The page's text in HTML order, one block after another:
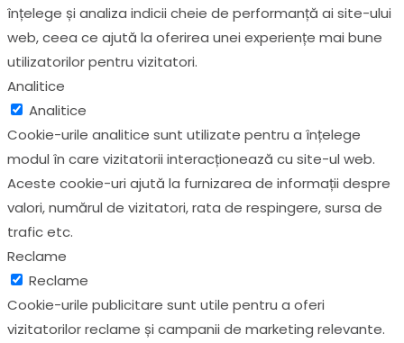
înțelege și analiza indicii cheie de performanță ai site-ului
web, ceea ce ajută la oferirea unei experiențe mai bune
utilizatorilor pentru vizitatori.
Analitice
Analitice
Cookie-urile analitice sunt utilizate pentru a înțelege
modul în care vizitatorii interacționează cu site-ul web.
Aceste cookie-uri ajută la furnizarea de informații despre
valori, numărul de vizitatori, rata de respingere, sursa de
trafic etc.
Reclame
Reclame
Cookie-urile publicitare sunt utile pentru a oferi
vizitatorilor reclame și campanii de marketing relevante.